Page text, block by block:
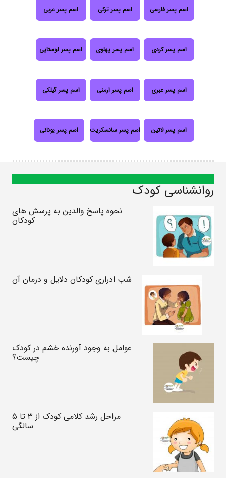
اسم پسر فارسی اسم پسر ترکی اسم پسر عربی
اسم پسر کردی اسم پسر پهلوی اسم پسر اوستایی
اسم پسر عبری اسم پسر ارمنی اسم پسر گیلکی
اسم پسر لاتین اسم پسر سانسکریت اسم پسر یونانی
روانشناسی کودک
نحوه پاسخ والدین به پرسش های
کودکان
شب ادراری کودکان دلایل و درمان آن
عوامل به وجود آورنده خشم در کودک
چیست؟
مراحل رشد کلامی کودک از ۳ تا ۵
سالگی